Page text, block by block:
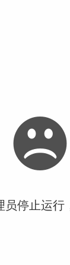
员停止运